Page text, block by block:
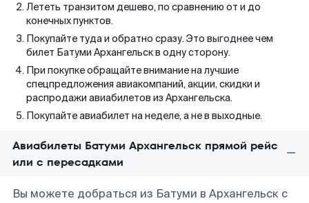
Лететь транзитом дешево, по сравнению от и до
конечных пунктов.
Покупайте туда и обратно сразу. Это выгоднее чем
билет Батуми Архангельск в одну сторону.
При покупке обращайте внимание на лучшие
спецпредложения авиакомпаний, акции, скидки и
распродажи авиабилетов из Архангельска.
Покупайте авиабилет на неделе, а не в выходные.
Авиабилеты Батуми Архангельск прямой рейс
или с пересадками
Вы можете добраться из Батуми в Архангельск с